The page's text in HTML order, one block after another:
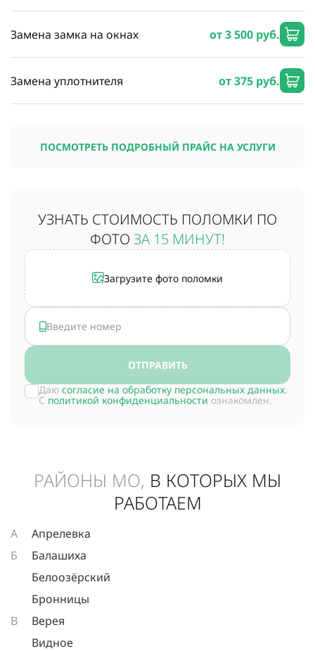
Замена замка на окнах от 3 500 руб.
Замена уплотнителя от 375 руб.
ПОСМОТРЕТЬ ПОДРОБНЫЙ ПРАЙС НА УСЛУГИ
УЗНАТЬ СТОИМОСТЬ ПОЛОМКИ ПО
ФОТО ЗА 15 МИНУТ!
Загрузите фото поломки
ОТПРАВИТЬ
Даю согласие на обработку персональных данных.
С политикой конфиденциальности ознакомлен.
РАЙОНЫ МО, В КОТОРЫХ МЫ
РАБОТАЕМ
А
Апрелевка
Б
Балашиха
Белоозёрский
Бронницы
В
Верея
Видное